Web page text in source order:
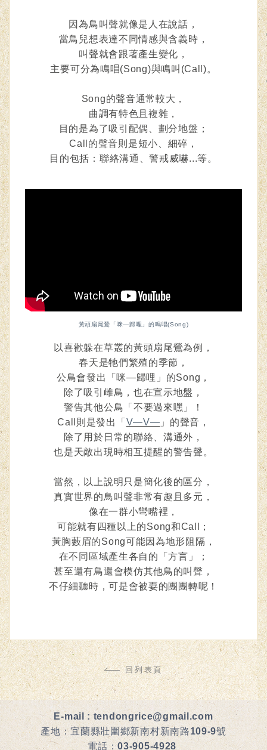
因為鳥叫聲就像是人在說話，
當鳥兒想表達不同情感與含義時，
叫聲就會跟著產生變化，
主要可分為鳴唱(Song)與鳴叫(Call)。
Song的聲音通常較大，
曲調有特色且複雜，
目的是為了吸引配偶、劃分地盤；
Call的聲音則是短小、細碎，
目的包括：聯絡溝通、警戒威嚇...等。
黃頭扇尾鶯「咪—歸哩」的鳴唱(Song)
以喜歡躲在草叢的黃頭扇尾鶯為例，
春天是牠們繁殖的季節，
公鳥會發出「咪—歸哩」的Song，
除了吸引雌鳥，也在宣示地盤，
警告其他公鳥「不要過來嘿」
！
Call則是發出「 V—V— 」的聲音，
除了用於日常的聯絡、溝通外，
也是天敵出現時相互提醒的警告聲。
當然，以上說明只是簡化後的區分，
真實世界的鳥叫聲非常有趣且多元，
像在一群小彎嘴裡，
可能就有四種以上的Song和Call；
黃胸藪眉的Song可能因為地形阻隔，
在不同區域產生各自的「方言」；
甚至還有鳥還會模仿其他鳥的叫聲，
不仔細聽時，可是會被耍的團團轉呢！
回列表頁
E-mail : tendongrice@gmail.com
產地：宜蘭縣壯圍鄉新南村新南路109-9號
電話：03-905-4928